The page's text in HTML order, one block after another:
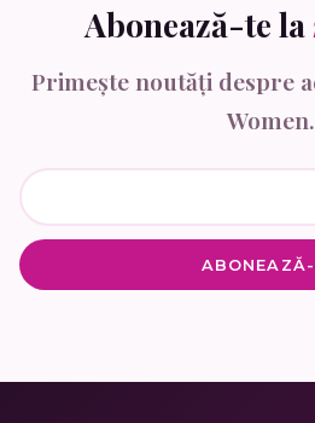
Abonează-te la
Primește noutăți despre
Women.